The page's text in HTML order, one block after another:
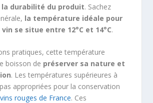
durabilité du produit. Sachez
la température idéale pour
se situe entre 12°C et 14°C.
pratiques, cette température
boisson de préserver sa nature et
. Les températures supérieures à
appropriées pour la conservation
rouges de France. Ces